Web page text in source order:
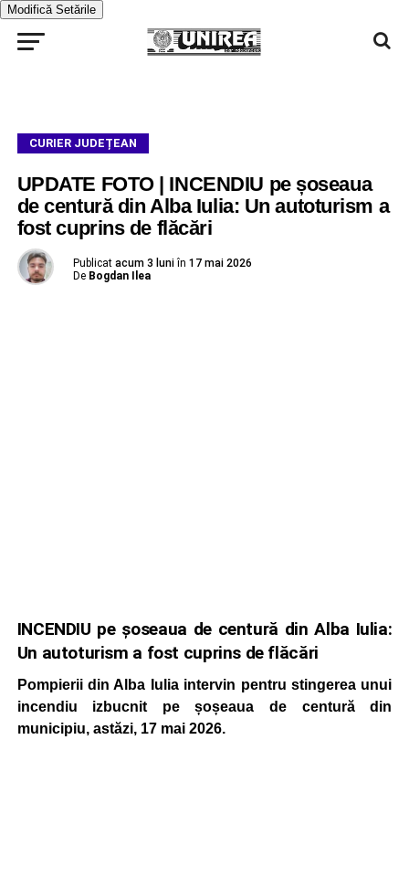
Modifică Setările
CURIER JUDEȚEAN
UPDATE FOTO | INCENDIU pe șoseaua
de centură din Alba Iulia: Un autoturism a
fost cuprins de flăcări
Publicat acum 3 luni în 17 mai 2026
De Bogdan Ilea
INCENDIU pe șoseaua de centură din Alba Iulia:
Un autoturism a fost cuprins de flăcări
Pompierii din Alba Iulia intervin pentru stingerea unui
incendiu izbucnit pe șoșeaua de centură din
municipiu, astăzi, 17 mai 2026.